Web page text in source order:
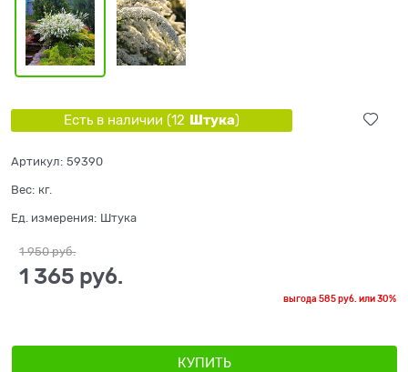
Есть в наличии (12 Штука)
Артикул: 59390
Вес: кг.
Ед. измерения: Штука
1 950 руб.
1 365 руб.
выгода585 руб. или30%
КУПИТЬ